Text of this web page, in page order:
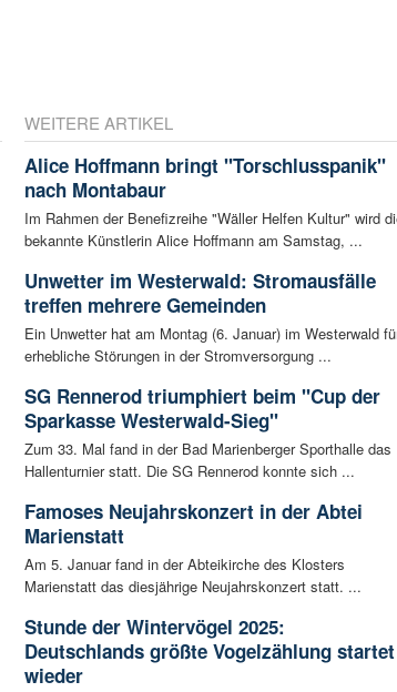
WEITERE ARTIKEL
Alice Hoffmann bringt "Torschlusspanik"
nach Montabaur
Im Rahmen der Benefizreihe "Wäller Helfen Kultur" wird
bekannte Künstlerin Alice Hoffmann am Samstag, ...
Unwetter im Westerwald: Stromausfälle
treffen mehrere Gemeinden
Ein Unwetter hat am Montag (6. Januar) im Westerwald
erhebliche Störungen in der Stromversorgung ...
SG Rennerod triumphiert beim "Cup der
Sparkasse Westerwald-Sieg"
Zum 33. Mal fand in der Bad Marienberger Sporthalle das
Hallenturnier statt. Die SG Rennerod konnte sich ...
Famoses Neujahrskonzert in der Abtei
Marienstatt
Am 5. Januar fand in der Abteikirche des Klosters
Marienstatt das diesjährige Neujahrskonzert statt. ...
Stunde der Wintervögel 2025:
Deutschlands größte Vogelzählung startet
wieder